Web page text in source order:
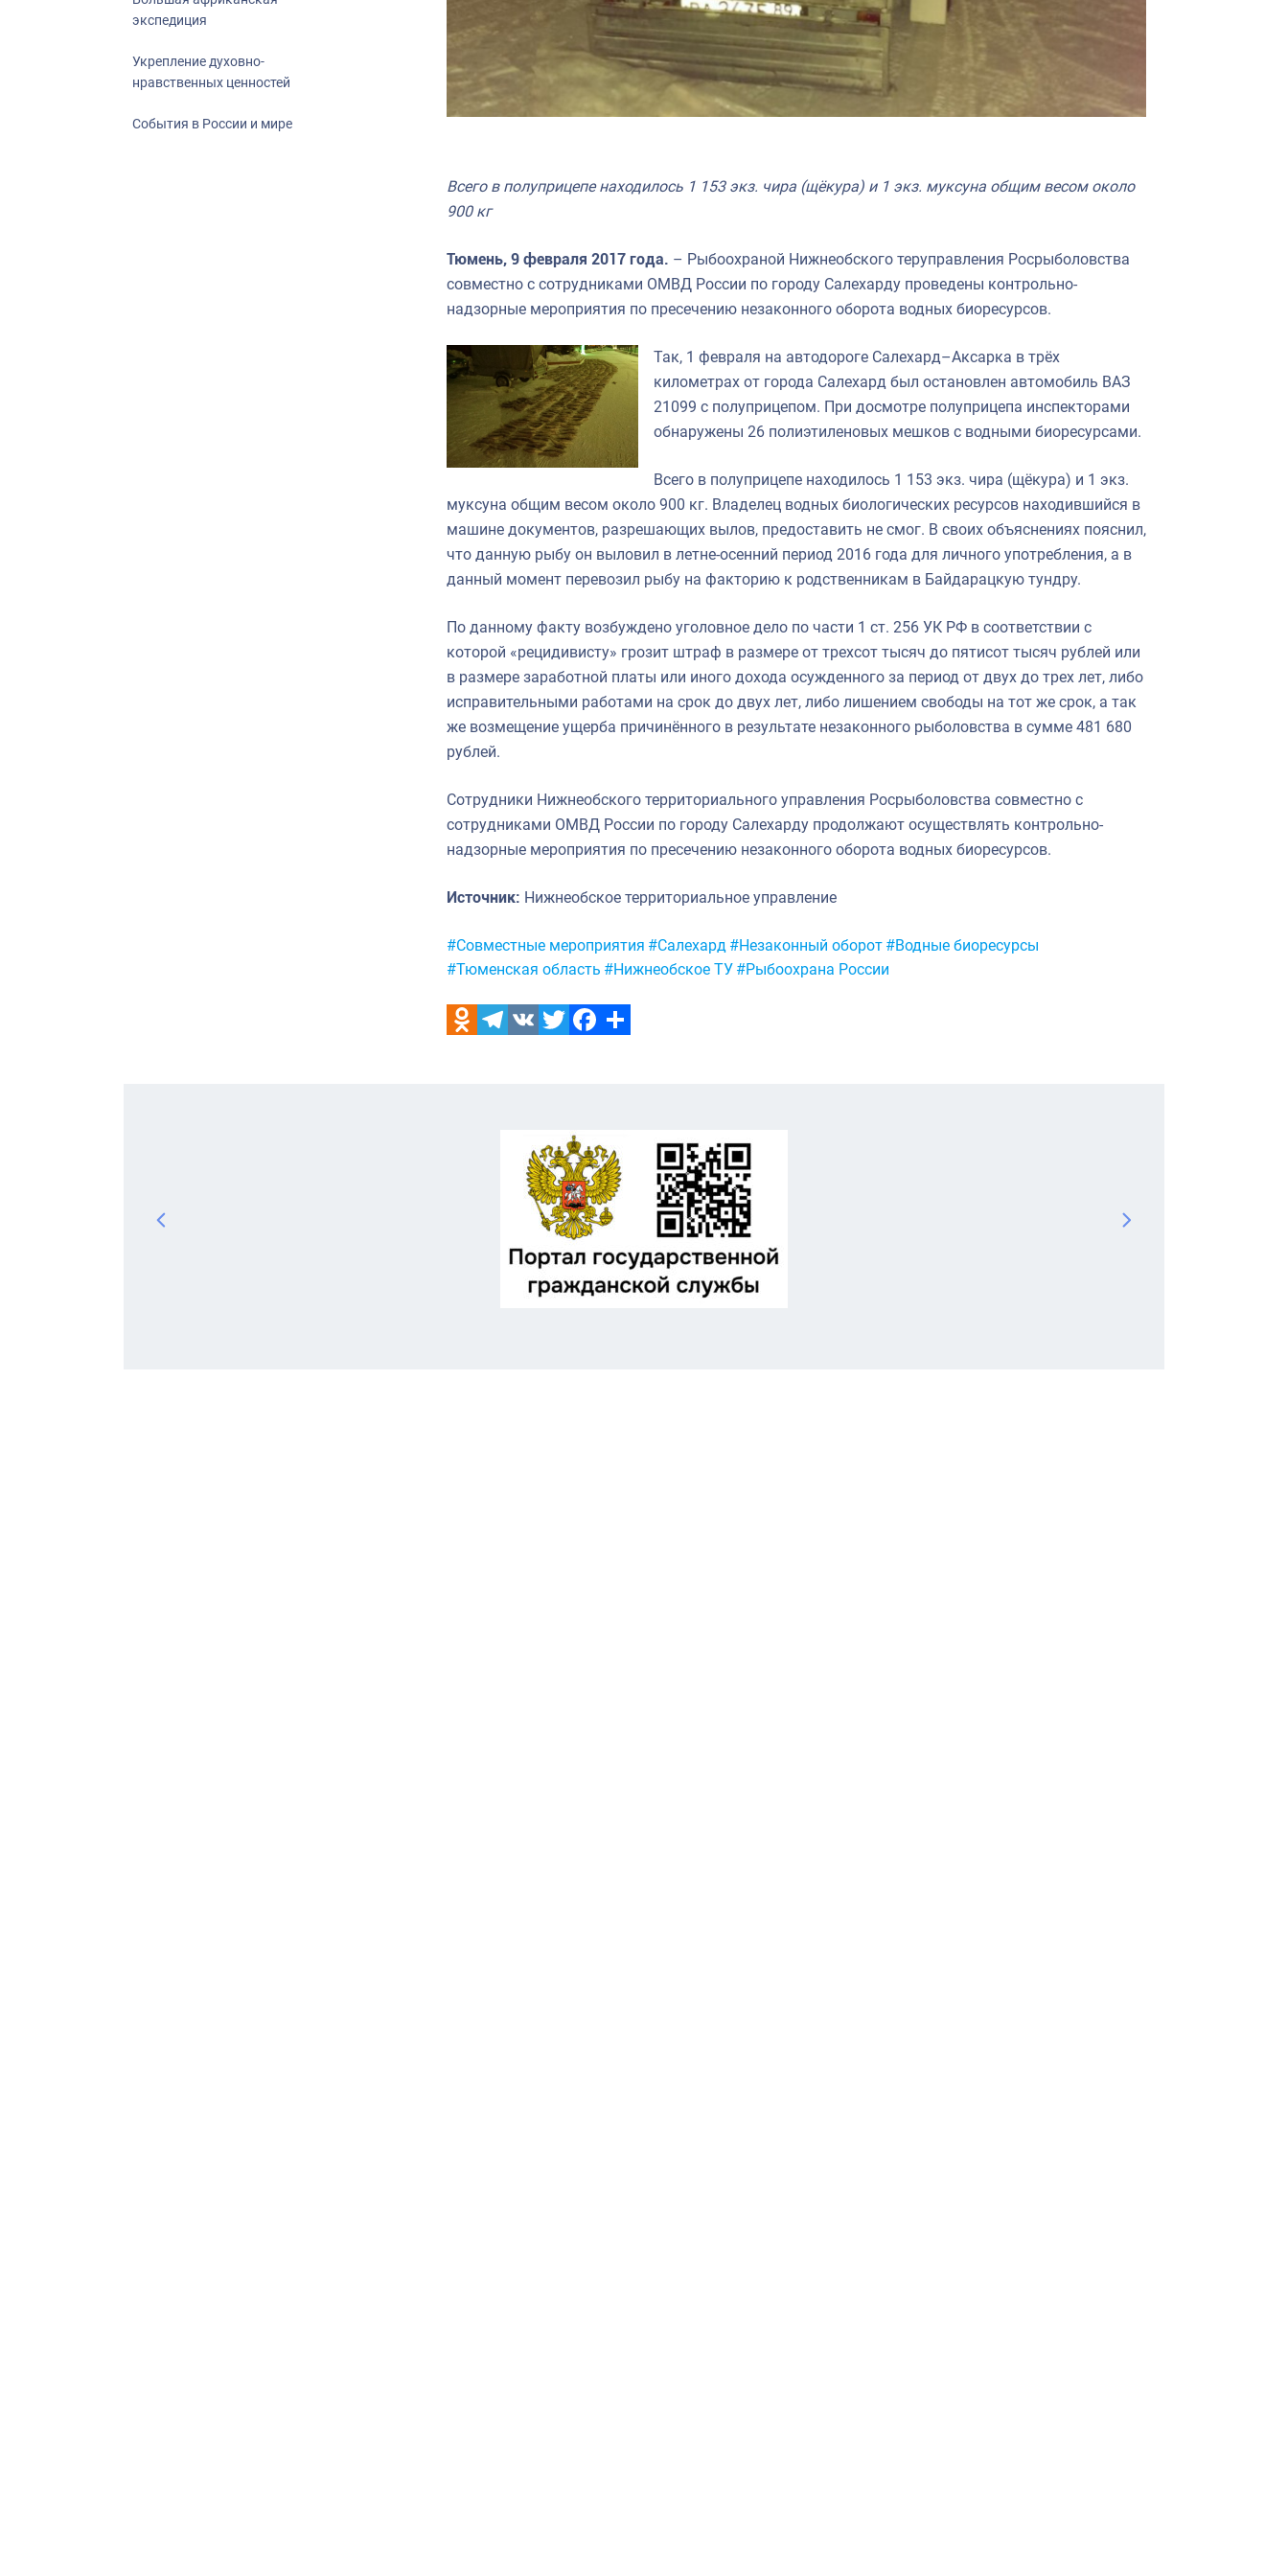
экспедиция
Укрепление духовно-
нравственных ценностей
События в России и мире
Всего в полуприцепе находилось 1 153 экз. чира (щёкура) и 1 экз. муксуна общим весом около
900 кг
Тюмень, 9 февраля 2017 года. – Рыбоохраной Нижнеобского теруправления Росрыболовства
совместно с сотрудниками ОМВД России по городу Салехарду проведены контрольно-
надзорные мероприятия по пресечению незаконного оборота водных биоресурсов.
Так, 1 февраля на автодороге Салехард–Аксарка в трёх
километрах от города Салехард был остановлен автомобиль ВАЗ
21099 с полуприцепом. При досмотре полуприцепа инспекторами
обнаружены 26 полиэтиленовых мешков с водными биоресурсами.
Всего в полуприцепе находилось 1 153 экз. чира (щёкура) и 1 экз.
муксуна общим весом около 900 кг. Владелец водных биологических ресурсов находившийся в
машине документов, разрешающих вылов, предоставить не смог. В своих объяснениях пояснил,
что данную рыбу он выловил в летне-осенний период 2016 года для личного употребления, а в
данный момент перевозил рыбу на факторию к родственникам в Байдарацкую тундру.
По данному факту возбуждено уголовное дело по части 1 ст. 256 УК РФ в соответствии с
которой «рецидивисту» грозит штраф в размере от трехсот тысяч до пятисот тысяч рублей или
в размере заработной платы или иного дохода осужденного за период от двух до трех лет, либо
исправительными работами на срок до двух лет, либо лишением свободы на тот же срок, а так
же возмещение ущерба причинённого в результате незаконного рыболовства в сумме 481 680
рублей.
Сотрудники Нижнеобского территориального управления Росрыболовства совместно с
сотрудниками ОМВД России по городу Салехарду продолжают осуществлять контрольно-
надзорные мероприятия по пресечению незаконного оборота водных биоресурсов.
Источник: Нижнеобское территориальное управление
Метки:
#Совместные мероприятия #Салехард #Незаконный оборот #Водные биоресурсы
#Тюменская область #Нижнеобское ТУ #Рыбоохрана России